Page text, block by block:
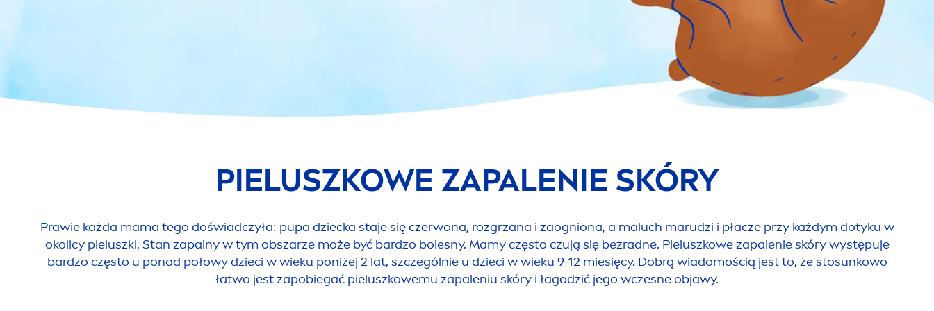
PIELUSZKOWE ZAPALENIE SKÓRY
Prawie każda mama tego doświadczyła: pupa dziecka staje się czerwona, rozgrzana i zaogniona, a maluch marudzi i płacze przy każdym dotyku w
okolicy pieluszki. Stan zapalny w tym obszarze może być bardzo bolesny. Mamy często czują się bezradne. Pieluszkowe zapalenie skóry występuje
bardzo często u ponad połowy dzieci w wieku poniżej 2 lat, szczególnie u dzieci w wieku 9-12 miesięcy. Dobrą wiadomością jest to, że stosunkowo
łatwo jest zapobiegać pieluszkowemu zapaleniu skóry i łagodzić jego wczesne objawy.